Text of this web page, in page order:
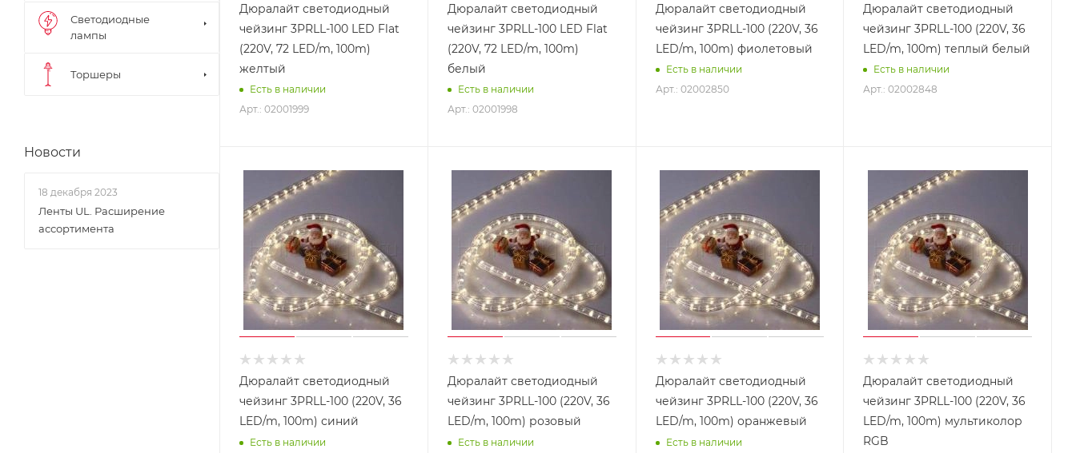
Дюралайт светодиодный
чейзинг 3PRLL-100 LED Flat
(220V, 72 LED/m, 100m)
желтый
Есть в наличии
Арт.: 02001999
Дюралайт светодиодный
чейзинг 3PRLL-100 LED Flat
(220V, 72 LED/m, 100m)
белый
Есть в наличии
Арт.: 02001998
Дюралайт светодиодный
чейзинг 3PRLL-100 (220V, 36
LED/m, 100m) фиолетовый
Есть в наличии
Арт.: 02002850
Дюралайт светодиодный
чейзинг 3PRLL-100 (220V, 36
LED/m, 100m) теплый белый
Есть в наличии
Арт.: 02002848
Дюралайт светодиодный
чейзинг 3PRLL-100 (220V, 36
LED/m, 100m) синий
Есть в наличии
Дюралайт светодиодный
чейзинг 3PRLL-100 (220V, 36
LED/m, 100m) розовый
Есть в наличии
Дюралайт светодиодный
чейзинг 3PRLL-100 (220V, 36
LED/m, 100m) оранжевый
Есть в наличии
Дюралайт светодиодный
чейзинг 3PRLL-100 (220V, 36
LED/m, 100m) мультиколор
RGB
Светодиодные
лампы
Торшеры
Новости
18 декабря 2023
Ленты UL. Расширение
ассортимента